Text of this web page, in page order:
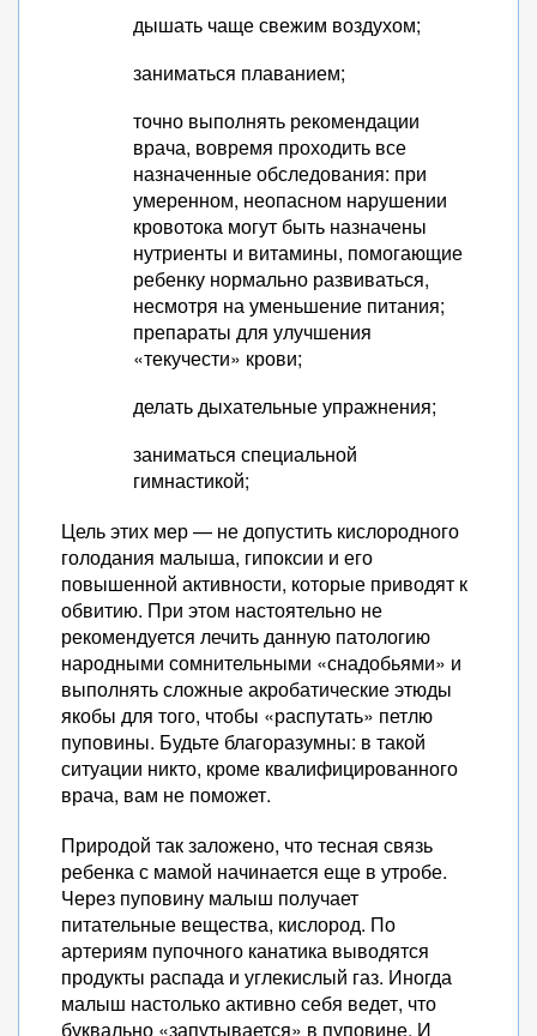
дышать чаще свежим воздухом;
заниматься плаванием;
точно выполнять рекомендации
врача, вовремя проходить все
назначенные обследования: при
умеренном, неопасном нарушении
кровотока могут быть назначены
нутриенты и витамины, помогающие
ребенку нормально развиваться,
несмотря на уменьшение питания;
препараты для улучшения
«текучести» крови;
делать дыхательные упражнения;
заниматься специальной
гимнастикой;
Цель этих мер — не допустить кислородного
голодания малыша, гипоксии и его
повышенной активности, которые приводят к
обвитию. При этом настоятельно не
рекомендуется лечить данную патологию
народными сомнительными «снадобьями» и
выполнять сложные акробатические этюды
якобы для того, чтобы «распутать» петлю
пуповины. Будьте благоразумны: в такой
ситуации никто, кроме квалифицированного
врача, вам не поможет.
Природой так заложено, что тесная связь
ребенка с мамой начинается еще в утробе.
Через пуповину малыш получает
питательные вещества, кислород. По
артериям пупочного канатика выводятся
продукты распада и углекислый газ. Иногда
малыш настолько активно себя ведет, что
буквально «запутывается» в пуповине. И